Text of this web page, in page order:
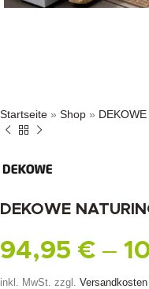
Startseite » Shop »
DEKOWE
94,95 € –
inkl. MwSt. zzgl. Versandkosten